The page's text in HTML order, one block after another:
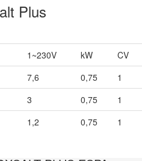
Plus
1~230V kW
CV
7,6 0,75
1
3 0,75
1
1,2 0,75 1